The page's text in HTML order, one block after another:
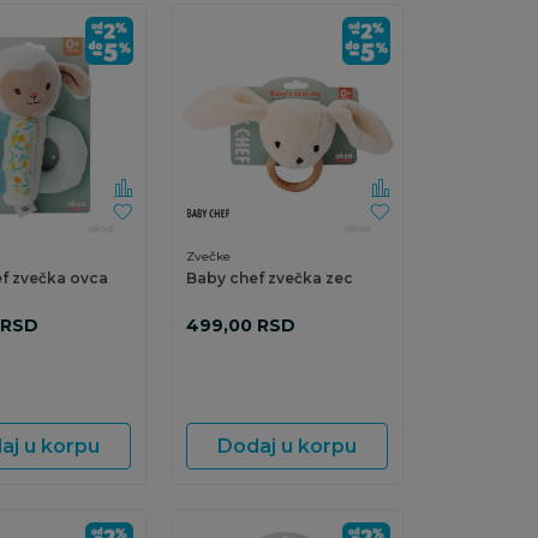
zvečka ovca
RSD
u korpu
Zvečke
Baby chef zvečka zec
499,00 RSD
Dodaj u korpu